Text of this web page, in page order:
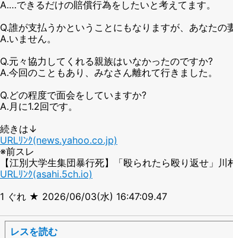
A.…できるだけの賠償行為をしたいと考えてます。
Q.誰が支払うかということにもなりますが、あなた
A.いません。
Q.元々協力してくれる親族はいなかったのですか?
A.今回のこともあり、みなさん離れて行きました。
Q.どの程度で面会をしていますか?
A.月に1.2回です。
続きは↓
URLﾘﾝｸ(news.yahoo.co.jp)
※前スレ
【江別大学生集団暴行死】「殴られたら殴り返せ」
URLﾘﾝｸ(asahi.5ch.io)
1 ぐれ ★ 2026/06/03(水) 16:47:09.47
レスを読む